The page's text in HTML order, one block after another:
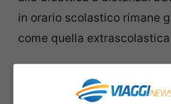
in orario scolastico rimane
come quella extrascolastica
vietati gli spostamenti
eccetto che per motivi di